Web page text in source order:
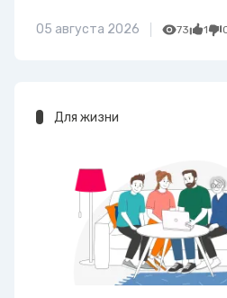
05 августа 2026 73 1
Для жизни